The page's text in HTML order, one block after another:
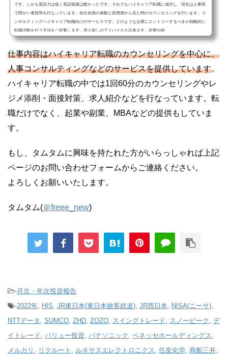
です。しかも英語力は低く英語面接は酷かったです。それでもハイキャリア転職に成功し、現在は人事部
で障がい者採用を行なっています。自分自身の体験と採用側から見た時のカウンセリングを行います。コ
ンサルティングハイキャリア転職向けのサービスです。どのような企業にエントリーするべきか戦略的に
転職活動を行う方法をご提案します。求人探しのアドバイスも出来ます。起業や副
仕事内容はハイキャリア転職のカウンセリングを中心に、
人事コンサルティングなどのサービスを提供しています。
ハイキャリア転職の中では1回60分のカウンセリングやレ
ジメ添削・面接対策、求人紹介などを行なっています。転
職だけでなく、起業や副業、MBAなどの提供もしていま
す。
もし、タムタムに興味を持たれた方がいらっしゃれば上記
ページのお問い合わせフォームからご連絡ください。
よろしくお願いいたします。
タムタム(＠freee_new)
-月次・年次投資報告
-2022年, HIS, JR東日本(東日本旅客鉄道), JR西日本, NISA(ニーサ),
NTTデータ , SUMCO, ZHD, ZOZO, スイングトレード, スノーピーク , デ
イトレード, バリュー投資, パナソニック , ベネッセホールディングス,
メルカリ , リクルート , ルネサスエレクトロニクス, 住友化学, 商船三井,